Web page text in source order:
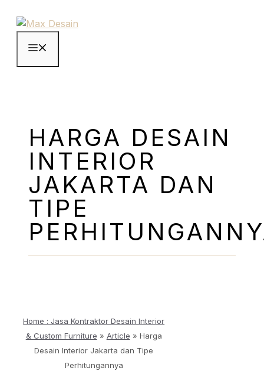
HARGA DESAIN
INTERIOR
JAKARTA DAN
TIPE
Home : Jasa Kontraktor Desain Interior
& Custom Furniture » Article » Harga
Desain Interior Jakarta dan Tipe
Perhitungannya